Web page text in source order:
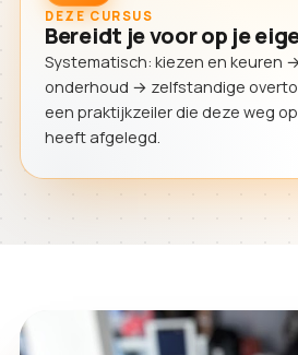
DEZE CURSUS
Bereidt je voor op je
Systematisch: kiezen en keuren
onderhoud → zelfstandige
een praktijkzeiler die deze weg
heeft afgelegd.